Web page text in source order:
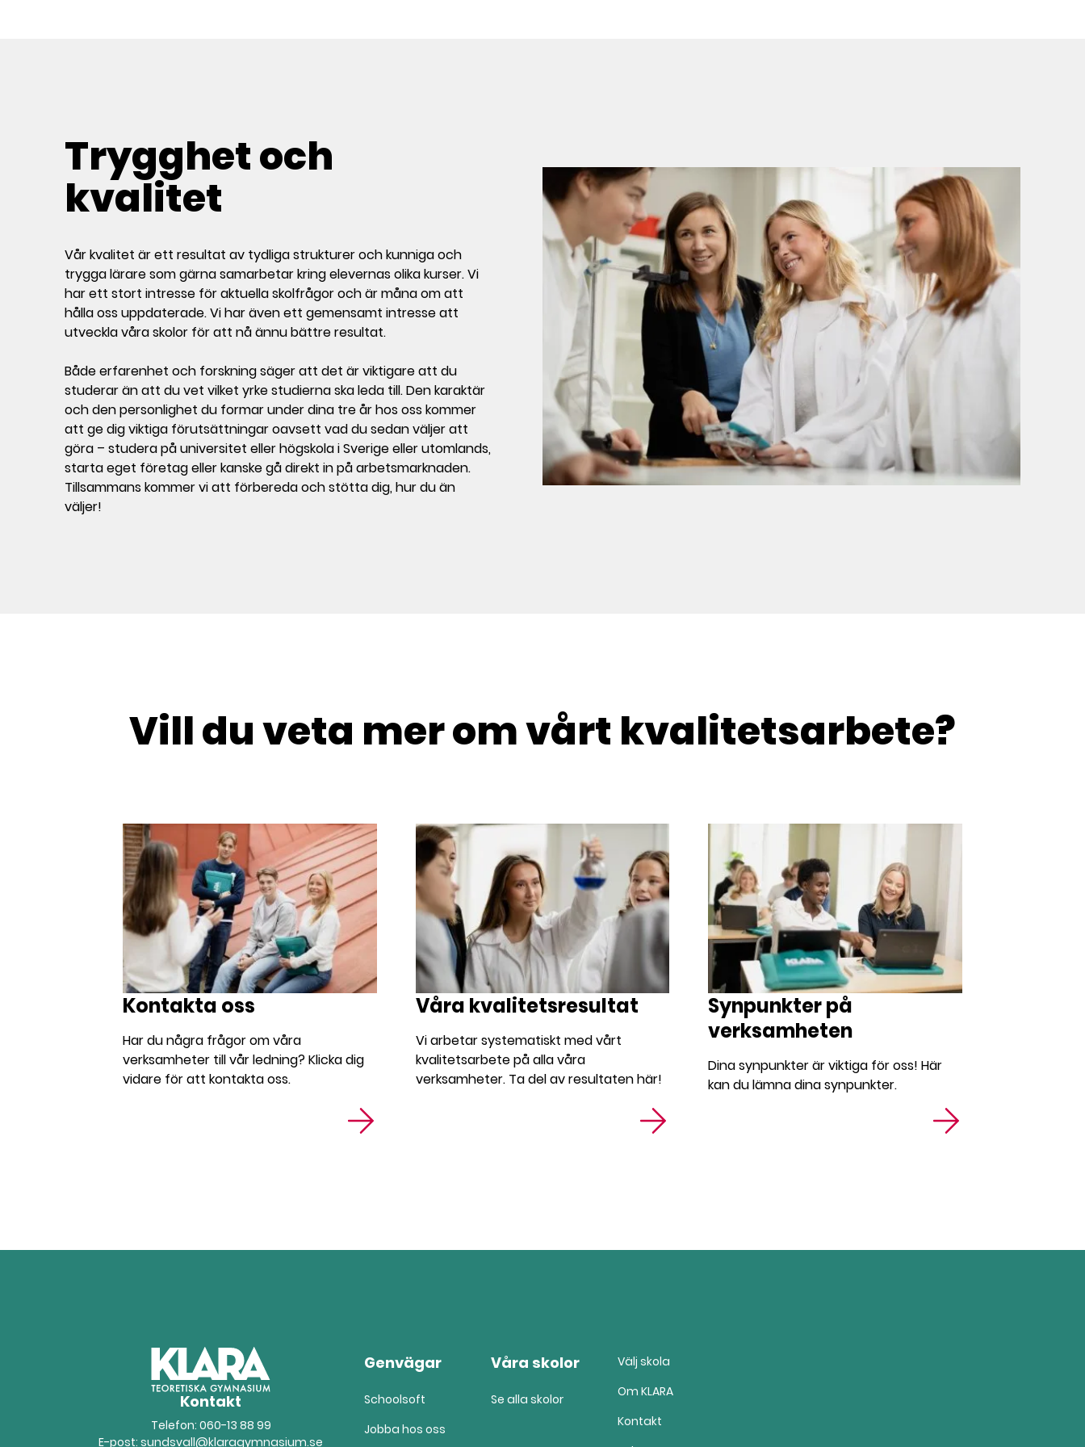
Trygghet och
kvalitet
Vår kvalitet är ett resultat av tydliga strukturer och kunniga och
trygga lärare som gärna samarbetar kring elevernas olika kurser. Vi
har ett stort intresse för aktuella skolfrågor och är måna om att
hålla oss uppdaterade. Vi har även ett gemensamt intresse att
utveckla våra skolor för att nå ännu bättre resultat.
Både erfarenhet och forskning säger att det är viktigare att du
studerar än att du vet vilket yrke studierna ska leda till. Den karaktär
och den personlighet du formar under dina tre år hos oss kommer
att ge dig viktiga förutsättningar oavsett vad du sedan väljer att
göra – studera på universitet eller högskola i Sverige eller utomlands,
starta eget företag eller kanske gå direkt in på arbetsmarknaden.
Tillsammans kommer vi att förbereda och stötta dig, hur du än
väljer!
Vill du veta mer om vårt kvalitetsarbete?
Kontakta oss
Har du några frågor om våra
verksamheter till vår ledning? Klicka dig
vidare för att kontakta oss.
Våra kvalitetsresultat
Vi arbetar systematiskt med vårt
kvalitetsarbete på alla våra
verksamheter. Ta del av resultaten här!
Synpunkter på
verksamheten
Dina synpunkter är viktiga för oss! Här
kan du lämna dina synpunkter.
Kontakt
Telefon: 060-13 88 99
E-post:sundsvall@klaragymnasium.se
Genvägar
Schoolsoft
Jobba hos oss
Våra skolor
Se alla skolor
Välj skola
Om KLARA
Kontakt